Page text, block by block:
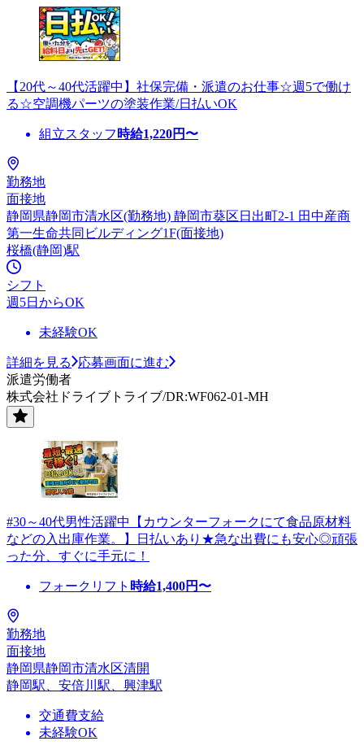
【20代～40代活躍中】社保完備・派遣のお仕事☆週5で働け
る☆空調機パーツの塗装作業/日払いOK
組立スタッフ 時給1,220円〜
勤務地
面接地
静岡県静岡市清水区(勤務地) 静岡市葵区日出町2-1 田中産商
第一生命共同ビルディング1F(面接地)
桜橋(静岡)駅
シフト
週5日からOK
未経験OK
詳細を見る
応募画面に進む
派遣労働者
株式会社ドライブトライブ/DR:WF062-01-MH
#30～40代男性活躍中【カウンターフォークにて食品原材料
などの入出庫作業。】日払いあり★急な出費にも安心◎頑張
った分、すぐに手元に！
フォークリフト 時給1,400円〜
勤務地
面接地
静岡県静岡市清水区清開
静岡駅、安倍川駅、興津駅
交通費支給
未経験OK